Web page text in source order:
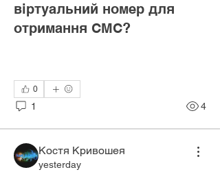
віртуальний номер для
отримання СМС?
0
1 4
Костя Кривошея
yesterday